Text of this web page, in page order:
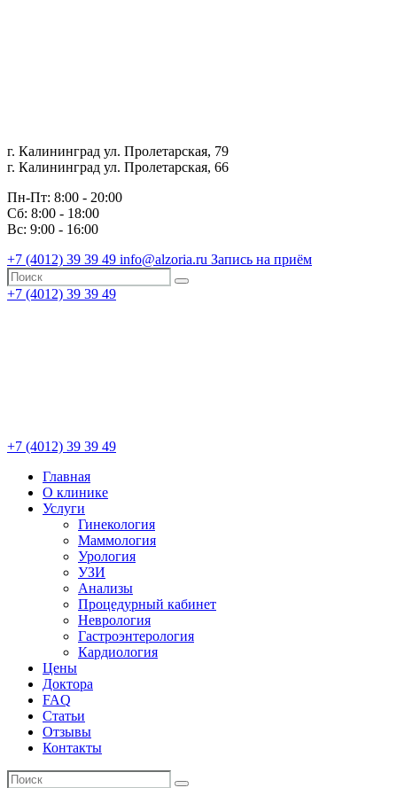
г. Калининград ул. Пролетарская, 79
г. Калининград ул. Пролетарская, 66
Пн-Пт: 8:00 - 20:00
Сб: 8:00 - 18:00
Вс: 9:00 - 16:00
+7 (4012) 39 39 49 info@alzoria.ru Запись на приём
+7 (4012) 39 39 49
+7 (4012) 39 39 49
Главная
О клинике
Услуги
Гинекология
Маммология
Урология
УЗИ
Анализы
Процедурный кабинет
Неврология
Гастроэнтерология
Кардиология
Цены
Доктора
FAQ
Статьи
Отзывы
Контакты